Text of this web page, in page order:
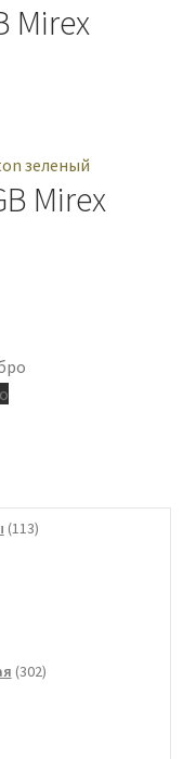
Mirex
Mirex
113113
302302